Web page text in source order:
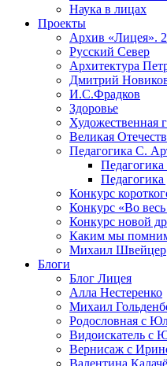
Наука в лицах
Проекты
Архив «Лицея».
Русский Север
Архитектура
Дмитрий
И.С.Фрадков
Здоровье
Художественная
Великая
Педагогика С.
Педагогика
Конкурс
Конкурс «Во весь
Конкурс новой
Каким мы
Михаил Швейцер
Блоги
Блог Лицея
Алла Нестеренко
Михаил
Родословная с
Видоискатель с
Вернисаж с